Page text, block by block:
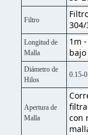
Filtro
Longitud de
Malla
1m
Diámetro de
Hilos
0.15-
Apertura de
Malla
con